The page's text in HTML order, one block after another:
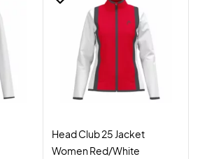
Head Club 25 Jacket
Women Red/White